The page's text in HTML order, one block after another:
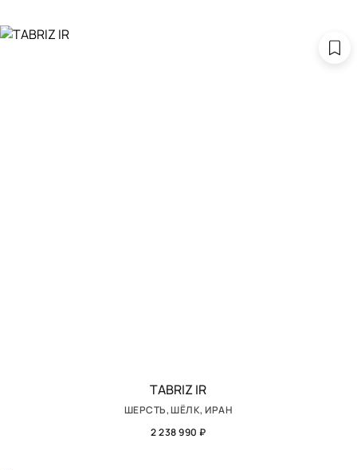
TABRIZ IR
ШЕРСТЬ, ШЁЛК, ИРАН
2 238 990 ₽